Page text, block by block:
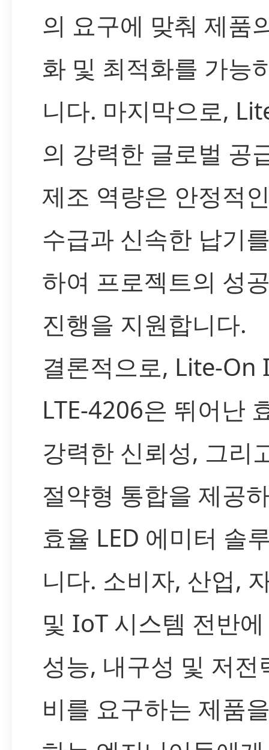
의 요구에 맞춰 제품
화 및 최적화를 가능
니다. 마지막으로,
의 강력한 글로벌 공
제조 역량은 안정적
수급과 신속한 납기
하여 프로젝트의 성
진행을 지원합니다.
결론적으로, Lite-On
LTE-4206은 뛰어난
강력한 신뢰성, 그리
절약형 통합을 제공
효율 LED 에미터 솔
니다. 소비자, 산업,
및 IoT 시스템 전반
성능, 내구성 및 저전
비를 요구하는 제품